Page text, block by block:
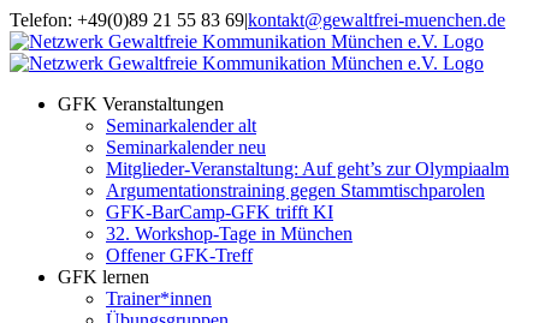
Zum
Inhalt
springen
Telefon: +49(0)89 21 55 83 69|kontakt@gewaltfrei-muenchen.de
Einloggen
Seminarkalender
Infos
zum
GFK Veranstaltungen
Seminarkalender alt
Seminarkalender neu
Mitglieder-Veranstaltung: Auf geht’s zur Olympiaalm
Argumentationstraining gegen Stammtischparolen
GFK-BarCamp-GFK trifft KI
32. Workshop-Tage in München
Offener GFK-Treff
GFK lernen
Trainer*innen